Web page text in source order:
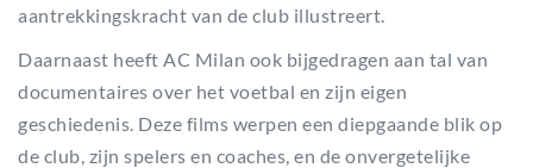
aantrekkingskracht van de club illustreert.
Daarnaast heeft AC Milan ook bijgedragen aan tal van
documentaires over het voetbal en zijn eigen
geschiedenis. Deze films werpen een diepgaande blik op
de club, zijn spelers en coaches, en de onvergetelijke